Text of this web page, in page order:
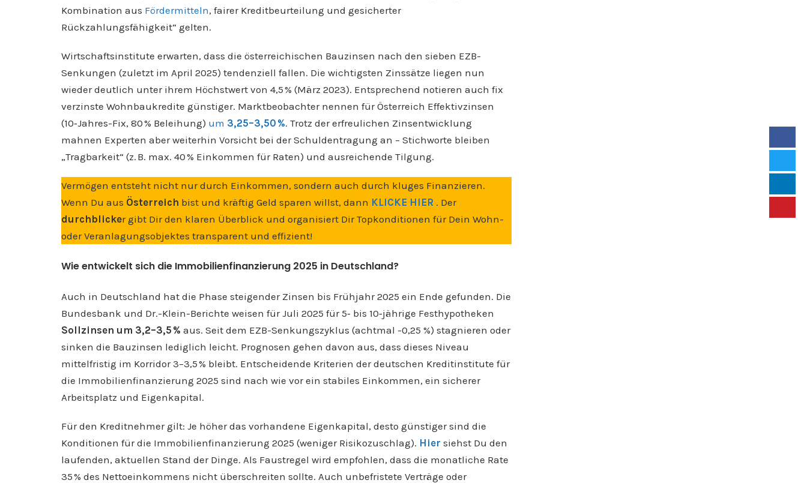
Kombination aus Fördermitteln, fairer Kreditbeurteilung und gesicherter
Rückzahlungsfähigkeit“ gelten.
Wirtschaftsinstitute erwarten, dass die österreichischen Bauzinsen nach den sieben EZB-
Senkungen (zuletzt im April 2025) tendenziell fallen. Die wichtigsten Zinssätze liegen nun
wieder deutlich unter ihrem Höchstwert von 4,5 % (März 2023). Entsprechend notieren auch fix
verzinste Wohnbaukredite günstiger. Marktbeobachter nennen für Österreich Effektivzinsen
(10‑Jahres-Fix, 80 % Beleihung) um 3,25–3,50 %. Trotz der erfreulichen Zinsentwicklung
mahnen Experten aber weiterhin Vorsicht bei der Schuldentragung an – Stichworte bleiben
„Tragbarkeit“ (z. B. max. 40 % Einkommen für Raten) und ausreichende Tilgung.
Vermögen entsteht nicht nur durch Einkommen, sondern auch durch kluges Finanzieren.
Wenn Du aus Österreich bist und kräftig Geld sparen willst, dann KLICKE HIER . Der
durchblicker gibt Dir den klaren Überblick und organisiert Dir Topkonditionen für Dein Wohn-
oder Veranlagungsobjektes transparent und effizient!
Wie entwickelt sich die Immobilienfinanzierung 2025 in Deutschland?
Auch in Deutschland hat die Phase steigender Zinsen bis Frühjahr 2025 ein Ende gefunden. Die
Bundesbank und Dr.-Klein-Berichte weisen für Juli 2025 für 5‑ bis 10‑jährige Festhypotheken
Sollzinsen um 3,2–3,5 % aus. Seit dem EZB-Senkungszyklus (achtmal -0,25 %) stagnieren oder
sinken die Bauzinsen lediglich leicht. Prognosen gehen davon aus, dass dieses Niveau
mittelfristig im Korridor 3–3,5 % bleibt. Entscheidende Kriterien der deutschen Kreditinstitute für
die Immobilienfinanzierung 2025 sind nach wie vor ein stabiles Einkommen, ein sicherer
Arbeitsplatz und Eigenkapital.
Für den Kreditnehmer gilt: Je höher das vorhandene Eigenkapital, desto günstiger sind die
Konditionen für die Immobilienfinanzierung 2025 (weniger Risikozuschlag). Hier siehst Du den
laufenden, aktuellen Stand der Dinge. Als Faustregel wird empfohlen, dass die monatliche Rate
35 % des Nettoeinkommens nicht überschreiten sollte. Auch unbefristete Verträge oder